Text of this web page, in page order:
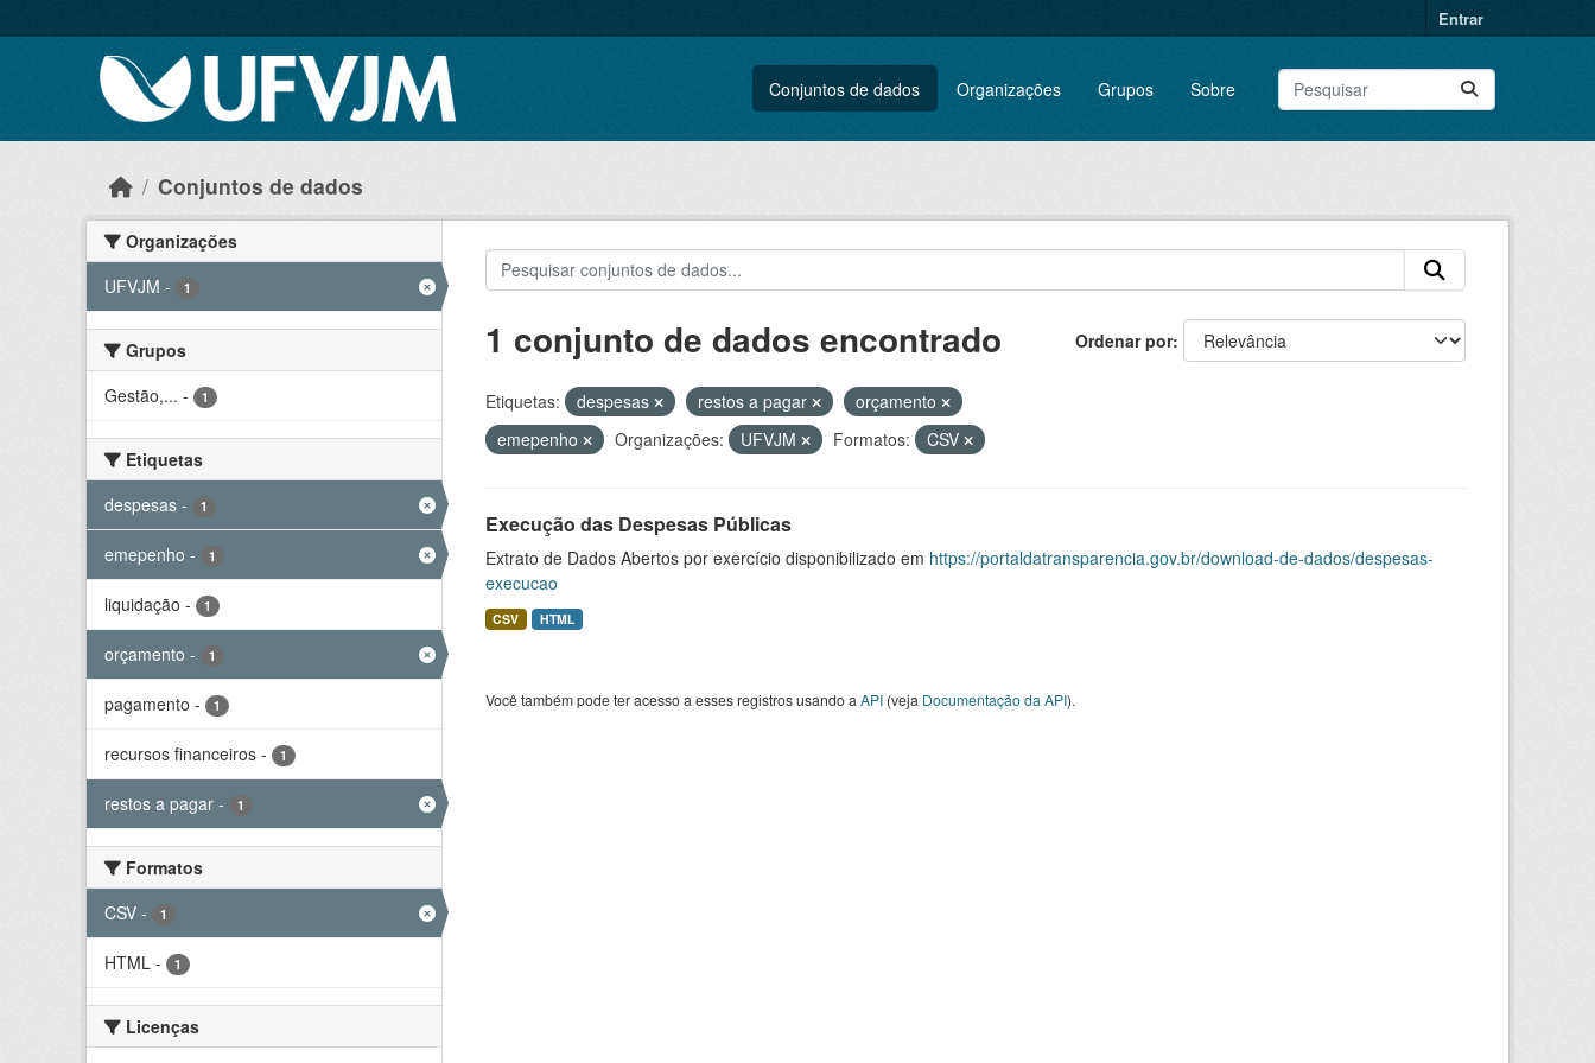
Entrar
Conjuntos de dados Organizações Grupos Sobre
Conjuntos de dados
Organizações
UFVJM - 1
Grupos
Gestão,... - 1
Etiquetas
despesas - 1
emepenho - 1
liquidação - 1
orçamento - 1
pagamento - 1
recursos financeiros - 1
restos a pagar - 1
Formatos
CSV - 1
HTML - 1
Licenças
Ordenar por
1 conjunto de dados encontrado
Etiquetas: despesas restos a pagar
orçamento
emepenho
Organizações: UFVJM Formatos: CSV
Execução das Despesas Públicas
Extrato de Dados Abertos por exercício disponibilizado em https://portaldatransparencia.gov.br/download-de-dados/despesas-
execucao
CSV HTML
Você também pode ter acesso a esses registros usando a API(veja Documentação da API).